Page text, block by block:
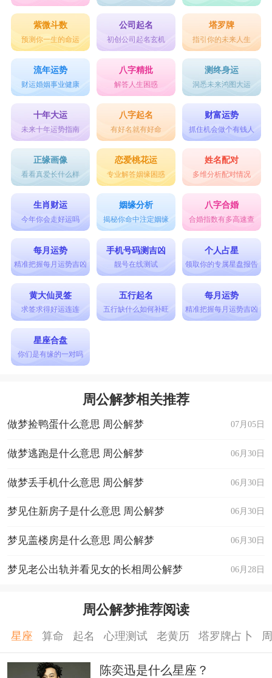
紫微斗数
预测你一生的命运
公司起名
初创公司起名玄机
塔罗牌
指引你的未来人生
流年运势
财运婚姻事业健康
八字精批
解答人生困惑
测终身运
洞悉未来鸿图大运
十年大运
未来十年运势指南
八字起名
有好名就有好命
财富运势
抓住机会做个有钱人
正缘画像
看看真爱长什么样
恋爱桃花运
专业解答姻缘困惑
姓名配对
多维分析配对情况
生肖财运
今年你会走好运吗
姻缘分析
揭秘你命中注定姻缘
八字合婚
合婚指数有多高速查
每月运势
精准把握每月运势吉凶
手机号码测吉凶
靓号在线测试
个人占星
领取你的专属星盘报告
黄大仙灵签
求签求得好运连连
五行起名
五行缺什么如何补旺
每月运势
精准把握每月运势吉凶
星座合盘
你们是有缘的一对吗
周公解梦相关推荐
07月05日
做梦捡鸭蛋什么意思 周公解梦
06月30日
做梦逃跑是什么意思 周公解梦
06月30日
做梦丢手机什么意思 周公解梦
06月30日
梦见住新房子是什么意思 周公解梦
06月30日
梦见盖楼房是什么意思 周公解梦
06月28日
梦见老公出轨并看见女的长相周公解梦
周公解梦推荐阅读
星座 算命 起名 心理测试 老黄历 塔罗牌占卜
陈奕迅是什么星座？